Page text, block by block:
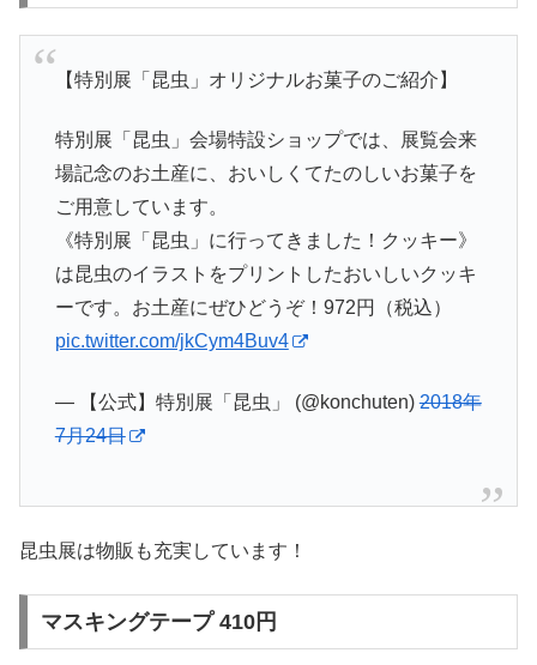
【特別展「昆虫」オリジナルお菓子のご紹介】
特別展「昆虫」会場特設ショップでは、展覧会来
場記念のお土産に、おいしくてたのしいお菓子を
ご用意しています。
《特別展「昆虫」に行ってきました！クッキー》
は昆虫のイラストをプリントしたおいしいクッキ
ーです。お土産にぜひどうぞ！972円（税込）
pic.twitter.com/jkCym4Buv4
— 【公式】特別展「昆虫」 (@konchuten)2018年
7月24日
昆虫展は物販も充実しています！
マスキングテープ 410円